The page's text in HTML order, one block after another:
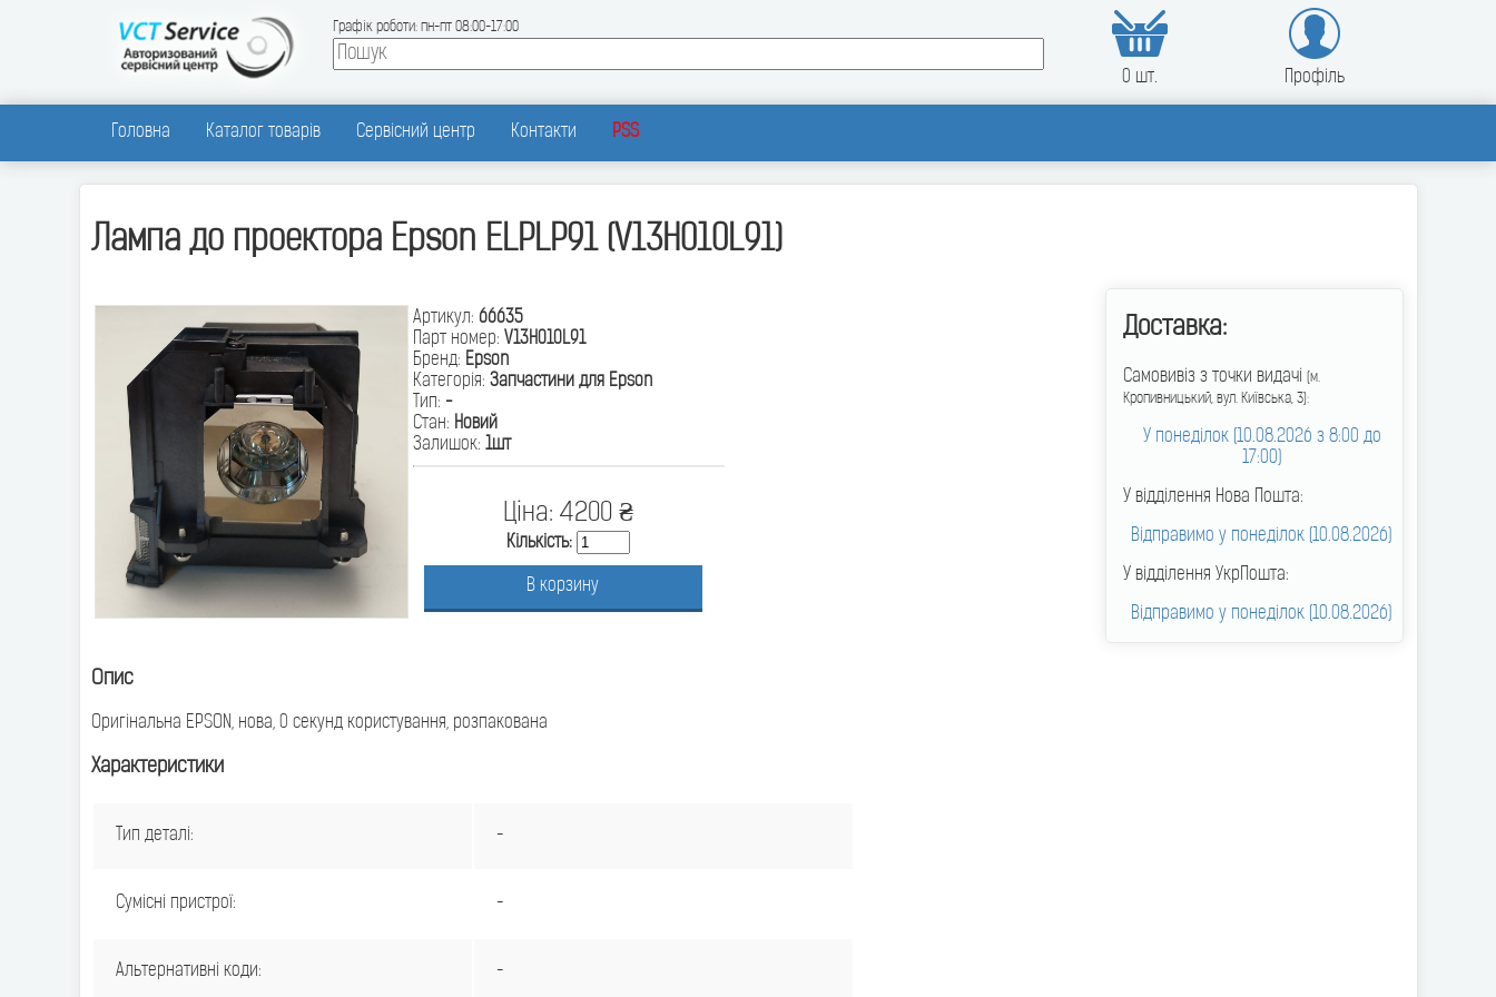
Графік роботи: пн-пт 08:00-17:00
0 шт. Профіль
Головна Каталог товарів Сервісний центр Контакти PSS
Лампа до проектора Epson ELPLP91 (V13H010L91)
Артикул: 66635
Парт номер: V13H010L91
Бренд: Epson
Категорія: Запчастини для Epson
Тип: -
Стан: Новий
Залишок: 1шт
Ціна: 4200 ₴
Кількість:
В корзину
Доставка:
Самовивіз з точки видачі
(м.
Кропивницький, вул. Київська, 3):
У понеділок (10.08.2026 з 8:00 до
17:00)
У відділення Нова Пошта:
Відправимо у понеділок (10.08.2026)
У відділення УкрПошта:
Відправимо у понеділок (10.08.2026)
Опис
Оригінальна EPSON, нова, 0 секунд користування, розпакована
Характеристики
Тип деталі: -
Сумісні пристрої: -
Альтернативні коди: -